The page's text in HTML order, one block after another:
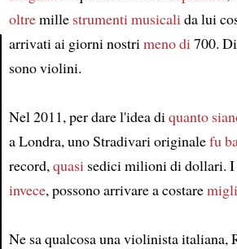
oltremille strumenti musicalida lui
arrivati ai giorni nostrimeno di700.
sono violini.
Nel 2011, per dare l'idea diquanto
a Londra, uno Stradivari originalefu
record,quasisedici milioni di dollari. I
invece, possono arrivare a costare
Ne sa qualcosa una violinista italiana,